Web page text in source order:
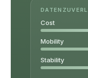
Cost
Mobility
Stability